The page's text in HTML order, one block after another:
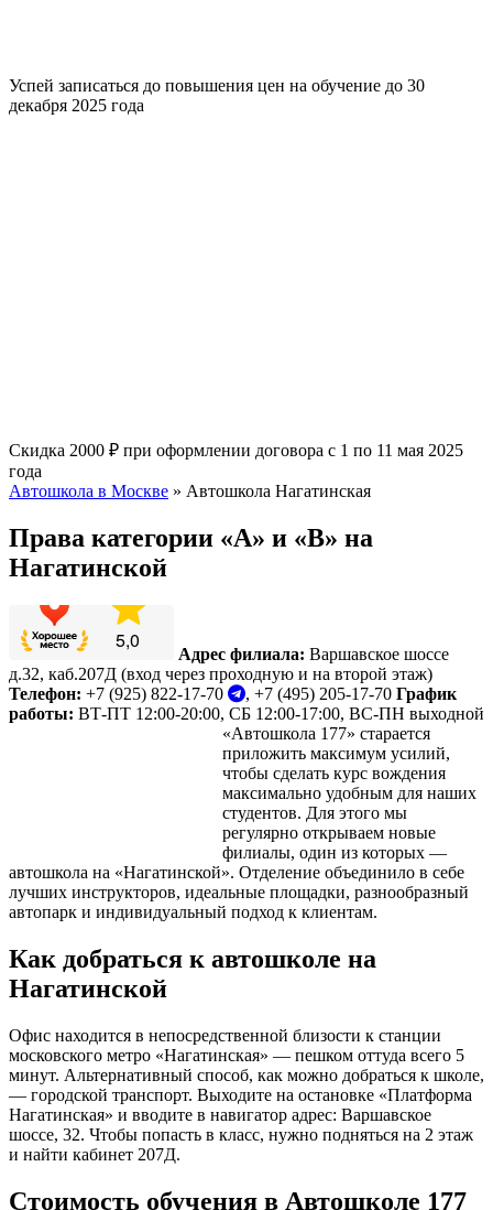
Успей записаться до повышения цен на обучение до 30
декабря 2025 года
Скидка 2000 ₽ при оформлении договора с 1 по 11 мая 2025
года
Автошкола в Москве » Автошкола Нагатинская
Права категории «A» и «B» на
Нагатинской
Адрес филиала: Варшавское шоссе
д.32, каб.207Д (вход через проходную и на второй этаж)
Телефон: +7 (925) 822-17-70 , +7 (495) 205-17-70 График
работы: ВТ-ПТ 12:00-20:00, СБ 12:00-17:00, ВС-ПН выходной
«Автошкола 177» старается
приложить максимум усилий,
чтобы сделать курс вождения
максимально удобным для наших
студентов. Для этого мы
регулярно открываем новые
филиалы, один из которых —
автошкола на «Нагатинской». Отделение объединило в себе
лучших инструкторов, идеальные площадки, разнообразный
автопарк и индивидуальный подход к клиентам.
Как добраться к автошколе на
Нагатинской
Офис находится в непосредственной близости к станции
московского метро «Нагатинская» — пешком оттуда всего 5
минут. Альтернативный способ, как можно добраться к школе,
— городской транспорт. Выходите на остановке «Платформа
Нагатинская» и вводите в навигатор адрес: Варшавское
шоссе, 32. Чтобы попасть в класс, нужно подняться на 2 этаж
и найти кабинет 207Д.
Стоимость обучения в Автошколе 177